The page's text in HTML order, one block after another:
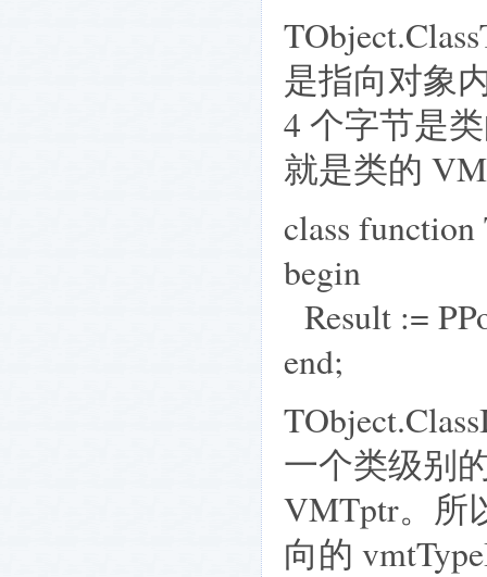
是指向对象
4 个字节是
就是类的
class
begin
Result :=
end;
一个类级别
VMTptr。所
向的